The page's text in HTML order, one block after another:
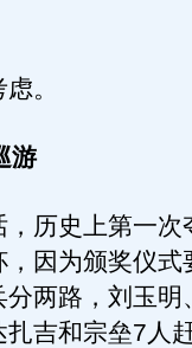
。
游
历史上第一次
因为颁奖仪式
两路，刘玉明
吉和宗垒7人